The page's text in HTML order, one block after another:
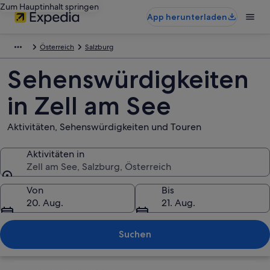
Zum Hauptinhalt springen
App herunterladen
Österreich Salzburg
Sehenswürdigkeiten
in Zell am See
Aktivitäten, Sehenswürdigkeiten und Touren
Aktivitäten in
Zell am See, Salzburg, Österreich
Aktivitäten in
Von
20. Aug.
Bis
21. Aug.
Suchen